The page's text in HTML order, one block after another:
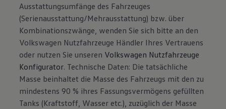
Ausstattungsumfänge des Fahrzeuges
(Serienausstattung/Mehrausstattung) bzw. über
Kombinationszwänge, wenden Sie sich bitte an den
Volkswagen Nutzfahrzeuge Händler Ihres Vertrauens
oder nutzen Sie unseren Volkswagen Nutzfahrzeuge
Konfigurator. Technische Daten: Die tatsächliche
Masse beinhaltet die Masse des Fahrzeugs mit den zu
mindestens 90 % ihres Fassungsvermögens gefüllten
Tanks (Kraftstoff, Wasser etc.), zuzüglich der Masse